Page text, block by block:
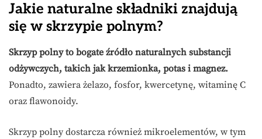
Jakie naturalne składniki znajdują
się w skrzypie polnym?
Skrzyp polny to bogate źródło naturalnych substancji
odżywczych, takich jak krzemionka, potas i magnez.
Ponadto, zawiera żelazo, fosfor, kwercetynę, witaminę C
oraz flawonoidy.
Skrzyp polny dostarcza również mikroelementów, w tym